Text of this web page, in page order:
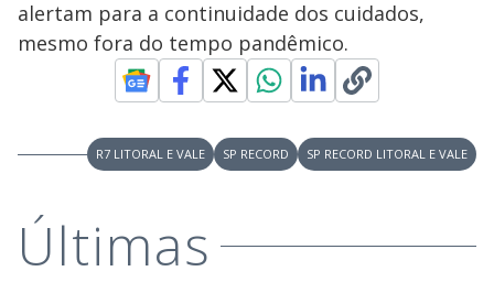
alertam para a continuidade dos cuidados,
mesmo fora do tempo pandêmico.
R7 LITORAL E VALE SP RECORD SP RECORD LITORAL E VALE
Últimas